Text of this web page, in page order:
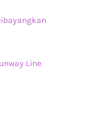
anies
YouTube
Line